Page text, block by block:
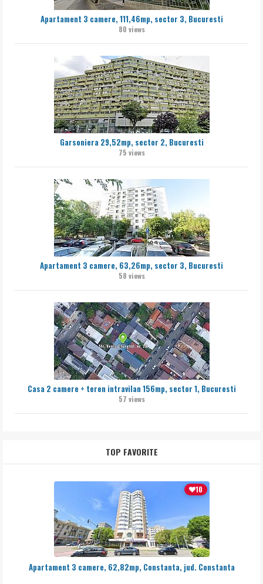
Apartament 3 camere, 111,46mp, sector 3, Bucuresti
80 views
Garsoniera 29,52mp, sector 2, Bucuresti
75 views
Apartament 3 camere, 63,26mp, sector 3, Bucuresti
58 views
Casa 2 camere + teren intravilan 156mp, sector 1, Bucuresti
57 views
TOP FAVORITE
10
Apartament 3 camere, 62,82mp, Constanta, jud. Constanta